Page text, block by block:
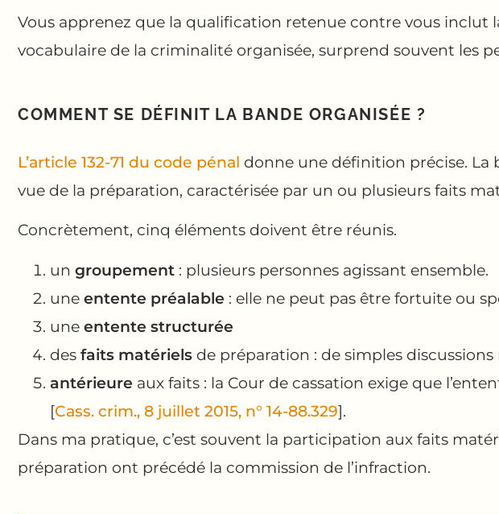
Vous apprenez que la qualification retenue contre vous inclut
vocabulaire de la criminalité organisée, surprend souvent les
COMMENT SE DÉFINIT LA BANDE ORGANISÉE ?
L’article 132-71 du code pénal donne une définition précise.
vue de la préparation, caractérisée par un ou plusieurs faits
Concrètement, cinq éléments doivent être réunis.
un groupement : plusieurs personnes agissant ensemble.
une entente préalable : elle ne peut pas être fortuite ou
une entente structurée
des faits matériels de préparation : de simples
antérieure aux faits : la Cour de cassation exige que
[Cass. crim., 8 juillet 2015, n° 14-88.329].
Dans ma pratique, c’est souvent la participation aux faits
préparation ont précédé la commission de l’infraction.